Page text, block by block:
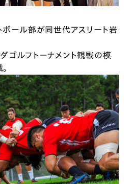
ール部が同世代アスリート岩
ゴルフトーナメント観戦の模